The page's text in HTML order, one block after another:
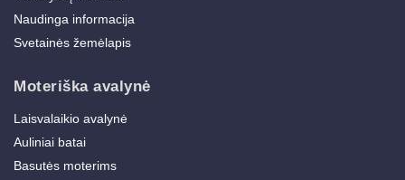
Naudinga informacija
Svetainės žemėlapis
Moteriška avalynė
Laisvalaikio avalynė
Auliniai batai
Basutės moterims